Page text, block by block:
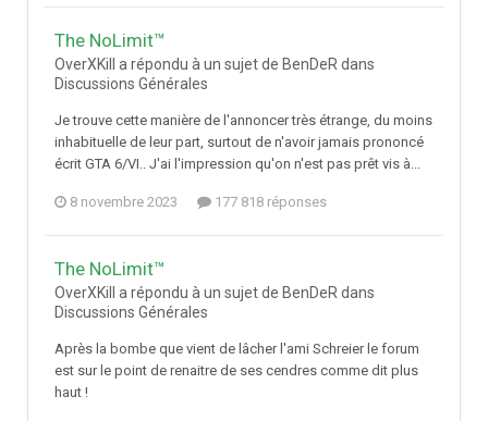
The NoLimit™
OverXKill a répondu à un sujet de BenDeR dans
Discussions Générales
Je trouve cette manière de l'annoncer très étrange, du moins
inhabituelle de leur part, surtout de n'avoir jamais prononcé
écrit GTA 6/VI.. J'ai l'impression qu'on n'est pas prêt vis à...
8 novembre 2023 177 818 réponses
The NoLimit™
OverXKill a répondu à un sujet de BenDeR dans
Discussions Générales
Après la bombe que vient de lâcher l'ami Schreier le forum
est sur le point de renaitre de ses cendres comme dit plus
haut !